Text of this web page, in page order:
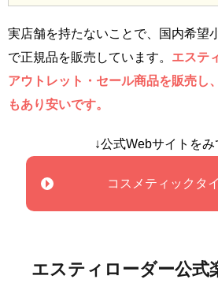
実店舗を持たないことで、国内希望
で正規品を販売しています。 エステ
アウトレット・セール商品を販売し
もあり安いです。
↓公式Webサイトをみ
コスメティックタ
エスティローダー公式